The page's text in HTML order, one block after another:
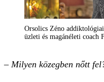
Orsolics Zéno addiktológiai
üzleti és magánéleti
– Milyen közegben nőtt